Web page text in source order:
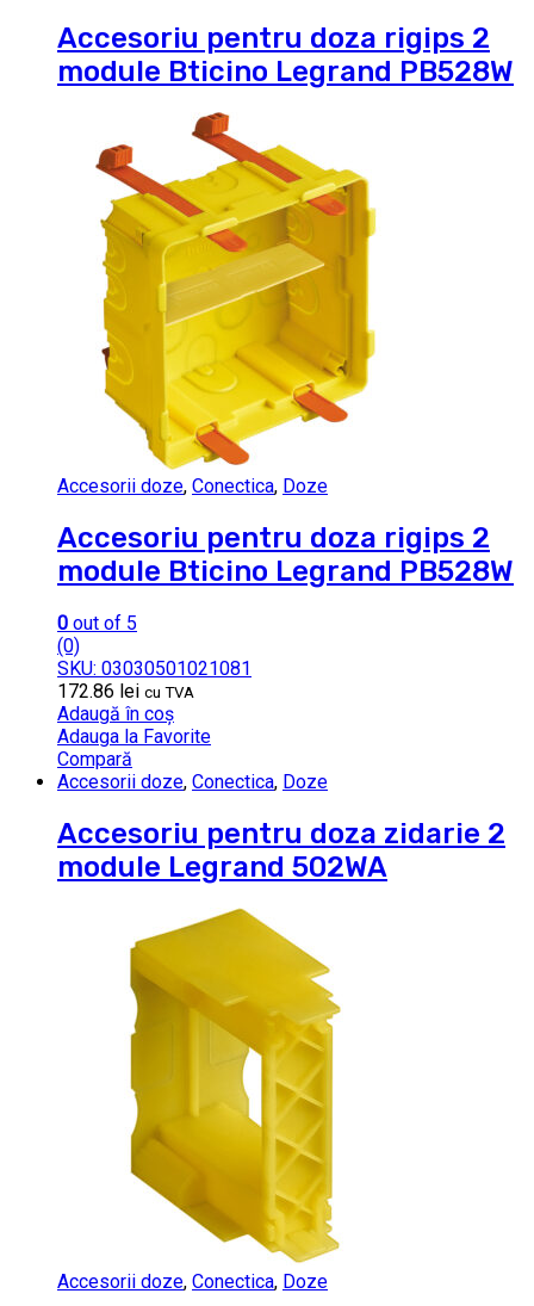
Accesoriu pentru doza rigips 2
module Bticino Legrand PB528W
Accesorii doze, Conectica, Doze
Accesoriu pentru doza rigips 2
module Bticino Legrand PB528W
0 out of 5
(0)
SKU: 03030501021081
172.86 lei cu TVA
Adaugă în coș
Adauga la Favorite
Compară
Accesorii doze, Conectica, Doze
Accesoriu pentru doza zidarie 2
module Legrand 502WA
Accesorii doze, Conectica, Doze